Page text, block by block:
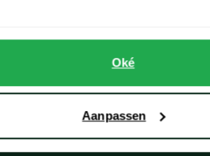
Oké
Aanpassen